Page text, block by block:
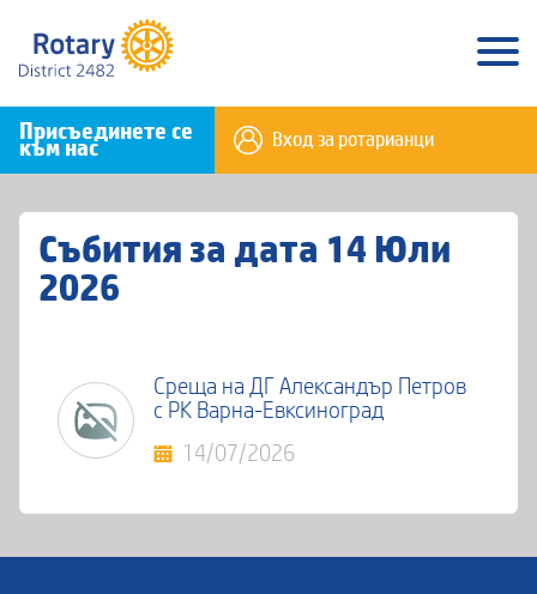
Присъединете се
към нас Вход за ротарианци
Събития за дата 14 Юли
2026
Среща на ДГ Александър Петров
с РК Варна-Евксиноград
14/07/2026